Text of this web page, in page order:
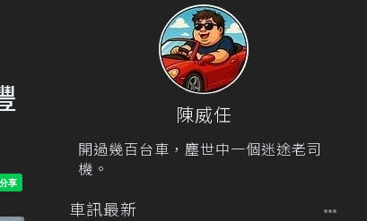
陳威任
開過幾百台車，塵世中一個迷途老司
機。
車訊最新